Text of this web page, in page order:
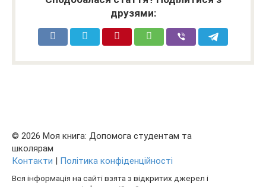
друзями:
© 2026 Моя книга: Допомога студентам та
школярам
Контакти | Політика конфіденційності
Вся інформація на сайті взята з відкритих джерел і